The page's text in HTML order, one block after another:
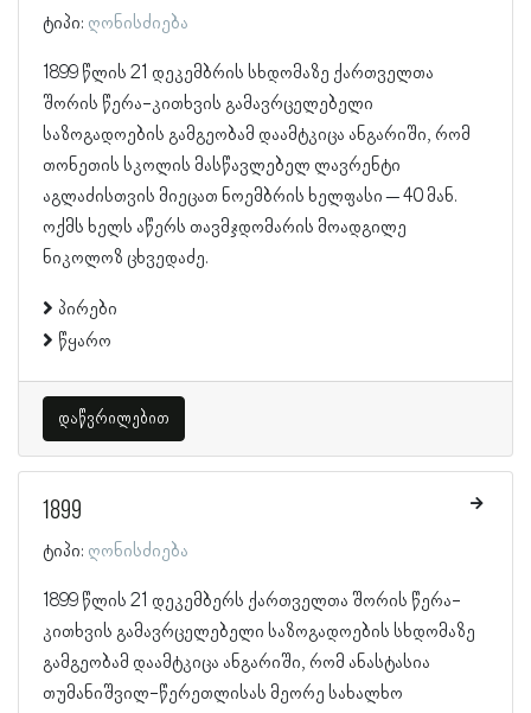
ტიპი: ღონისძიება
1899 წლის 21 დეკემბრის სხდომაზე ქართველთა
შორის წერა-კითხვის გამავრცელებელი
საზოგადოების გამგეობამ დაამტკიცა ანგარიში, რომ
თონეთის სკოლის მასწავლებელ ლავრენტი
აგლაძისთვის მიეცათ ნოემბრის ხელფასი – 40 მან.
ოქმს ხელს აწერს თავმჯდომარის მოადგილე
ნიკოლოზ ცხვედაძე.
პირები
წყარო
დაწვრილებით
1899
ტიპი: ღონისძიება
1899 წლის 21 დეკემბერს ქართველთა შორის წერა-
კითხვის გამავრცელებელი საზოგადოების სხდომაზე
გამგეობამ დაამტკიცა ანგარიში, რომ ანასტასია
თუმანიშვილ-წერეთლისას მეორე სახალხო